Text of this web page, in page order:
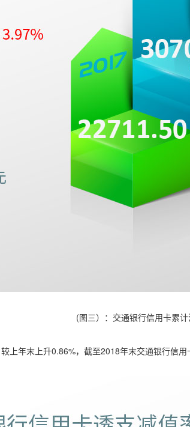
(图三）：交通银行信用卡累
上年末上升0.86%，截至2018年末交通银行信